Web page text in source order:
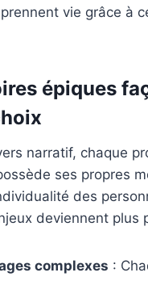
prennent vie grâce à
épiques
narratif, chaque
ses propres
des
deviennent plus
complexes :